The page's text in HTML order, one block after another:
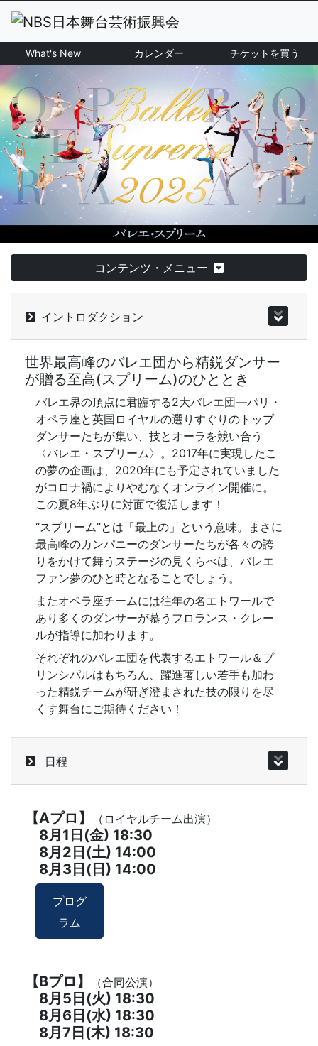
What's New カレンダー チケットを買う
コンテンツ・メニュー
イントロダクション
世界最高峰のバレエ団から精鋭ダンサー
が贈る至高(スプリーム)のひととき
バレエ界の頂点に君臨する2大バレエ団—パリ・
オペラ座と英国ロイヤルの選りすぐりのトップ
ダンサーたちが集い、技とオーラを競い合う
〈バレエ・スプリーム〉。2017年に実現したこ
の夢の企画は、2020年にも予定されていました
がコロナ禍によりやむなくオンライン開催に。
この夏8年ぶりに対面で復活します！
“スプリーム”とは「最上の」という意味。まさに
最高峰のカンパニーのダンサーたちが各々の誇
りをかけて舞うステージの見くらべは、バレエ
ファン夢のひと時となることでしょう。
またオペラ座チームには往年の名エトワールで
あり多くのダンサーが慕うフロランス・クレー
ルが指導に加わります。
それぞれのバレエ団を代表するエトワール＆プ
リンシパルはもちろん、躍進著しい若手も加わ
った精鋭チームが研ぎ澄まされた技の限りを尽
くす舞台にご期待ください！
日程
【Aプロ】 （ロイヤルチーム出演）
8月1日(金) 18:30
8月2日(土) 14:00
8月3日(日) 14:00
プログ
ラム
【Bプロ】 （合同公演）
8月5日(火) 18:30
8月6日(水) 18:30
8月7日(木) 18:30